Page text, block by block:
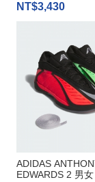
NT$3,430
ADIDAS
EDWARDS 2 男